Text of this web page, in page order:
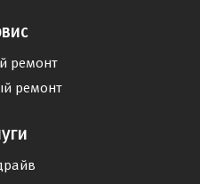
ремонт
ремонт